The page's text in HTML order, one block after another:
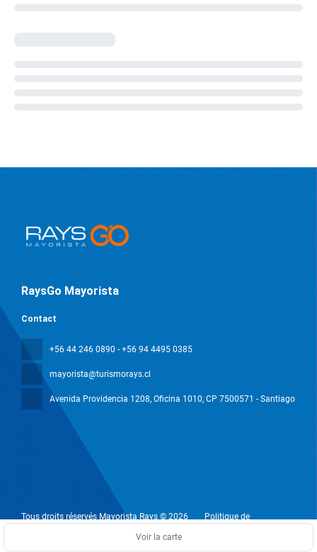
Voir la carte
RaysGo Mayorista
Contact
+56 44 246 0890 - +56 94 4495 0385
mayorista@turismorays.cl
Avenida Providencia 1208, Oficina 1010, CP 7500571 - Santiago
Tous droits réservés Mayorista Rays © 2026
Politique de